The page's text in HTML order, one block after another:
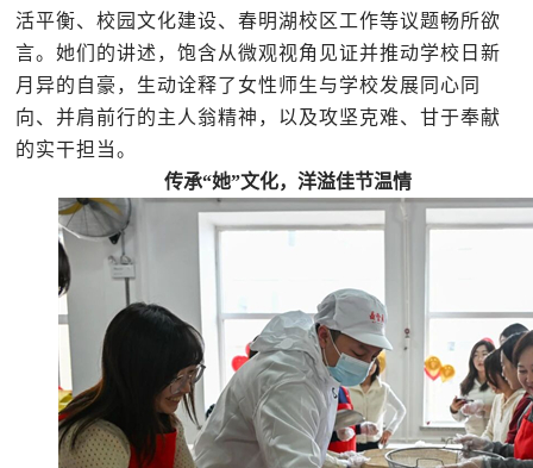
活平衡、校园文化建设、春明湖校区工作等议题畅所欲
言。她们的讲述，饱含从微观视角见证并推动学校日新
月异的自豪，生动诠释了女性师生与学校发展同心同
向、并肩前行的主人翁精神，以及攻坚克难、甘于奉献
的实干担当。
传承“她”文化，洋溢佳节温情